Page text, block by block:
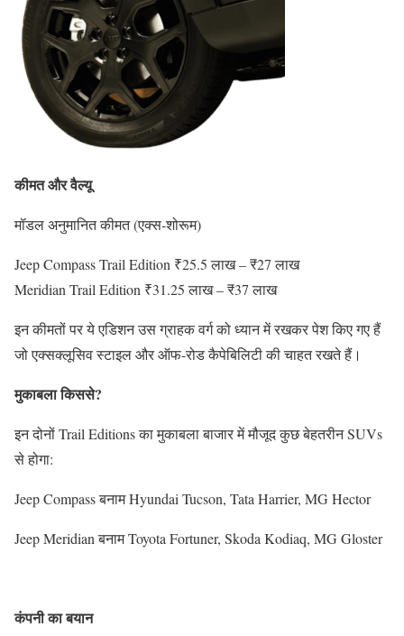
कीमत और वैल्यू
मॉडल अनुमानित कीमत (एक्स-शोरूम)
Jeep Compass Trail Edition ₹25.5 लाख – ₹27 लाख
Meridian Trail Edition ₹31.25 लाख – ₹37 लाख
इन कीमतों पर ये एडिशन उस ग्राहक वर्ग को ध्यान में रखकर पेश किए गए हैं
जो एक्सक्लूसिव स्टाइल और ऑफ-रोड कैपेबिलिटी की चाहत रखते हैं।
मुकाबला किससे?
इन दोनों Trail Editions का मुकाबला बाजार में मौजूद कुछ बेहतरीन SUVs
से होगा:
Jeep Compass बनाम Hyundai Tucson, Tata Harrier, MG Hector
Jeep Meridian बनाम Toyota Fortuner, Skoda Kodiaq, MG Gloster
कंपनी का बयान